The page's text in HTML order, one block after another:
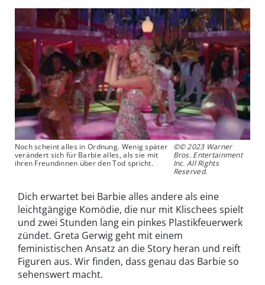
Noch scheint alles in Ordnung. Wenig später
verändert sich für Barbie alles, als sie mit
ihren Freundinnen über den Tod spricht.
©© 2023 Warner
Bros. Entertainment
Inc. All Rights
Reserved.
Dich erwartet bei Barbie alles andere als eine
leichtgängige Komödie, die nur mit Klischees spielt
und zwei Stunden lang ein pinkes Plastikfeuerwerk
zündet. Greta Gerwig geht mit einem
feministischen Ansatz an die Story heran und reift
Figuren aus. Wir finden, dass genau das Barbie so
sehenswert macht.